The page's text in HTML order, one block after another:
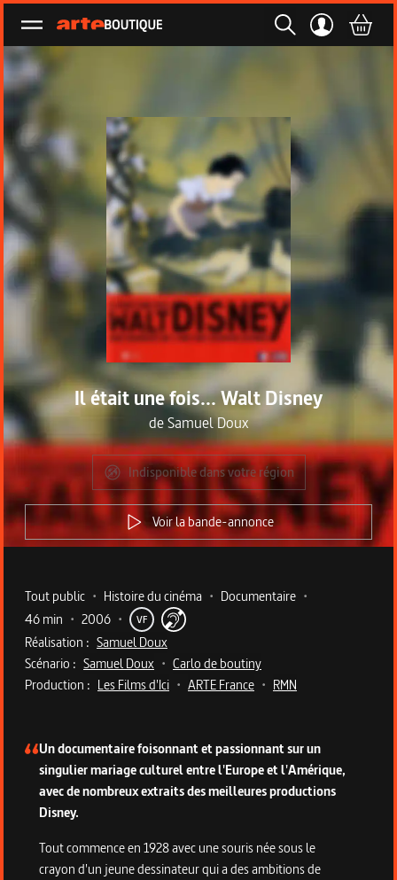
Ouvrir le menu
Il était une fois... Walt Disney
deSamuel Doux
Indisponible dans votre région
Voir la bande-annonce
Metadata du programme
Tout public • Histoire du cinéma • Documentaire •
46 min • 2006 • VF
Réalisation : Samuel Doux
Scénario : Samuel Doux • Carlo de boutiny
Production : Les Films d'Ici • ARTE France • RMN
Un documentaire foisonnant et passionnant sur un
singulier mariage culturel entre l'Europe et l'Amérique,
avec de nombreux extraits des meilleures productions
Disney.
Tout commence en 1928 avec une souris née sous le
crayon d'un jeune dessinateur qui a des ambitions de